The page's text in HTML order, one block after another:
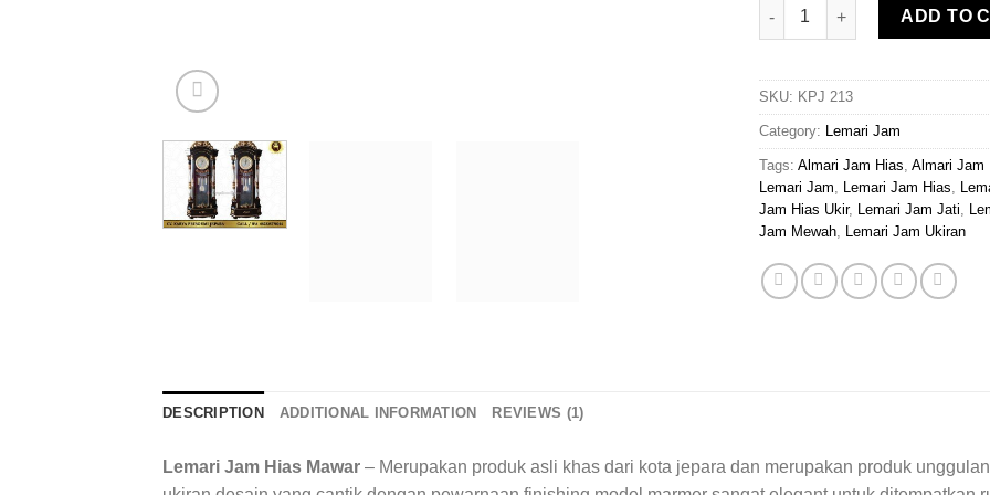
Lemari Jam Hias Mawar
ADD TO
SKU: KPJ 213
Category: Lemari Jam
Tags: Almari Jam Hias, Almari Jam
Lemari Jam, Lemari Jam Hias,
Jam Hias Ukir, Lemari Jam Jati,
Jam Mewah, Lemari Jam Ukiran
DESCRIPTION ADDITIONAL INFORMATION REVIEWS (1)
Lemari Jam Hias Mawar – Merupakan produk asli khas dari kota jepara dan merupakan produk